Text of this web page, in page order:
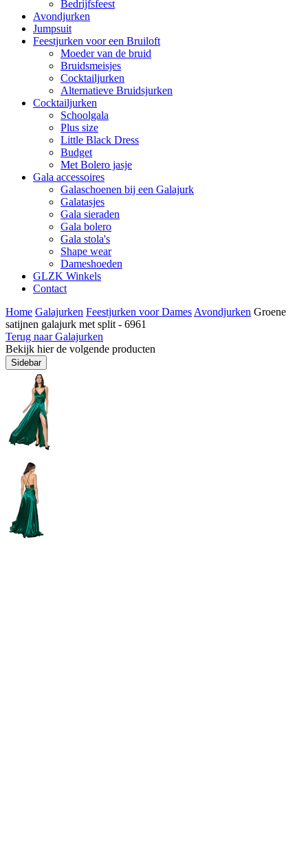
Bedrijfsfeest
Avondjurken
Jumpsuit
Feestjurken voor een Bruiloft
Moeder van de bruid
Bruidsmeisjes
Cocktailjurken
Alternatieve Bruidsjurken
Cocktailjurken
Schoolgala
Plus size
Little Black Dress
Budget
Met Bolero jasje
Gala accessoires
Galaschoenen bij een Galajurk
Galatasjes
Gala sieraden
Gala bolero
Gala stola's
Shape wear
Dameshoeden
GLZK Winkels
Contact
Home Galajurken Feestjurken voor Dames Avondjurken Groene
satijnen galajurk met split - 6961
Terug naar Galajurken
Bekijk hier de volgende producten
Sidebar